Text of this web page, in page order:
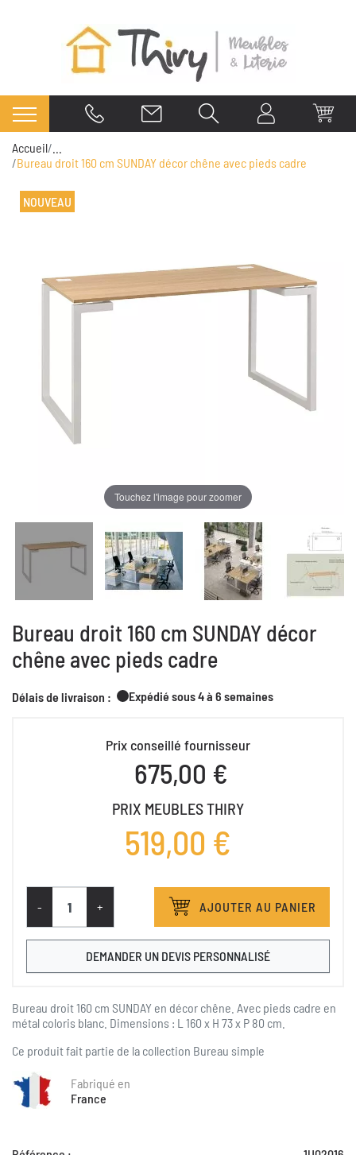
Accueil
Bureau droit 160 cm SUNDAY décor chêne avec pieds cadre
NOUVEAU
Touchez l'image pour zoomer
Bureau droit 160 cm SUNDAY décor
chêne avec pieds cadre
Délais de livraison : Expédié sous 4 à 6 semaines
Prix conseillé fournisseur
675,00 €
PRIX MEUBLES THIRY
519,00 €
- + AJOUTER AU PANIER
DEMANDER UN DEVIS PERSONNALISÉ
Bureau droit 160 cm SUNDAY en décor chêne. Avec pieds cadre en
métal coloris blanc. Dimensions : L 160 x H 73 x P 80 cm.
Ce produit fait partie de la collection Bureau simple
Fabriqué en
France